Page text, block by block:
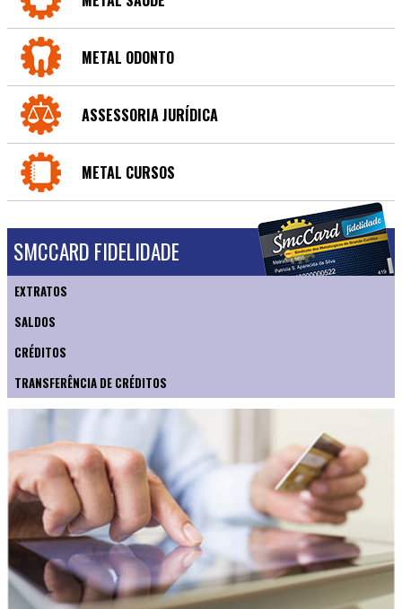
METAL ODONTO
ASSESSORIA JURÍDICA
METAL CURSOS
SMCCARD FIDELIDADE
EXTRATOS
SALDOS
CRÉDITOS
TRANSFERÊNCIA DE CRÉDITOS